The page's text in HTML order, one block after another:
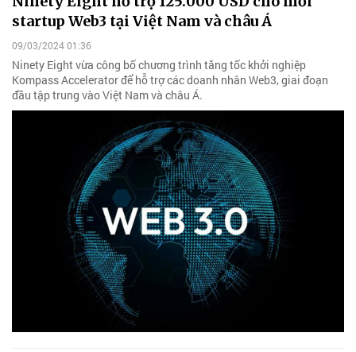
startup Web3 tại Việt Nam và châu Á
09/03/2024 01:36
Ninety Eight vừa công bố chương trình tăng tốc khởi nghiệp
Kompass Accelerator để hỗ trợ các doanh nhân Web3, giai đoạn
đầu tập trung vào Việt Nam và châu Á.